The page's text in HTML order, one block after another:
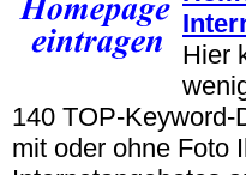
Hier
140 TOP-
mit oder ohne Foto